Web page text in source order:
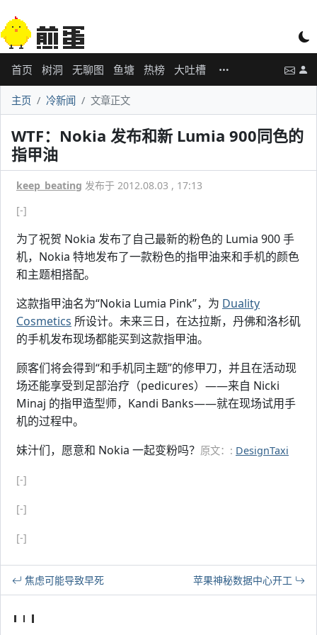
首页 树洞 无聊图 鱼塘 热榜 大吐槽
主页 冷新闻 文章正文
WTF：Nokia 发布和新 Lumia 900同色的
指甲油
keep_beating 发布于 2012.08.03 , 17:13
[-]
为了祝贺 Nokia 发布了自己最新的粉色的 Lumia 900 手
机，Nokia 特地发布了一款粉色的指甲油来和手机的颜色
和主题相搭配。
这款指甲油名为“Nokia Lumia Pink”，为 Duality
Cosmetics 所设计。未来三日，在达拉斯，丹佛和洛杉矶
的手机发布现场都能买到这款指甲油。
顾客们将会得到“和手机同主题”的修甲刀，并且在活动现
场还能享受到足部治疗（pedicures）——来自 Nicki
Minaj 的指甲造型师，Kandi Banks——就在现场试用手
机的过程中。
妹汁们，愿意和 Nokia 一起变粉吗？ 原文：: DesignTaxi
[-]
[-]
[-]
焦虑可能导致早死 苹果神秘数据中心开工